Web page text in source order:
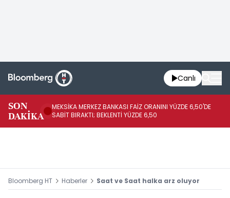
Canlı
SON
DAKİKA
MEKSİKA MERKEZ BANKASI FAİZ ORANINI YÜZDE 6,50'DE
SABİT BIRAKTI; BEKLENTİ YÜZDE 6,50
Bloomberg HT Haberler Saat ve Saat halka arz oluyor